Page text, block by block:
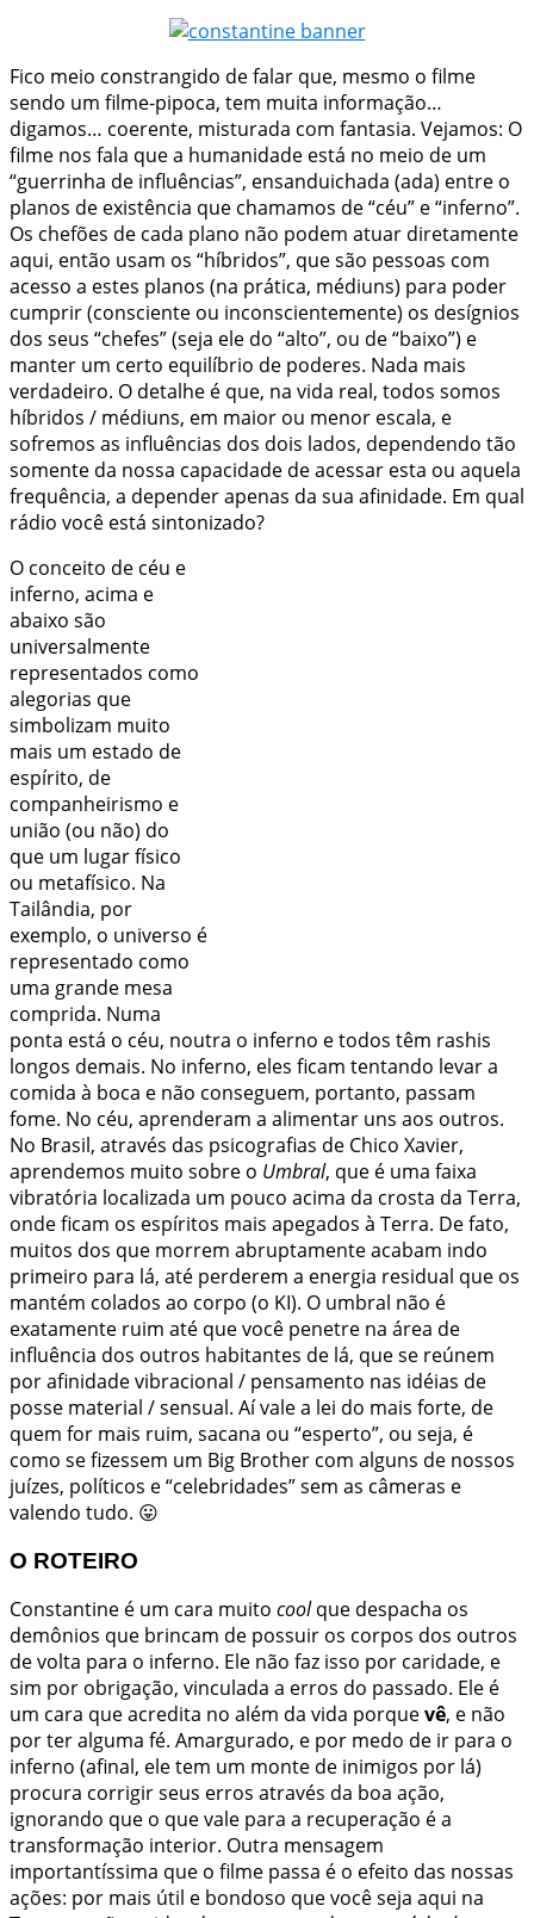
Fico meio constrangido de falar que, mesmo o filme
sendo um filme-pipoca, tem muita informação…
digamos… coerente, misturada com fantasia. Vejamos: O
filme nos fala que a humanidade está no meio de um
“guerrinha de influências”, ensanduichada (ada) entre o
planos de existência que chamamos de “céu” e “inferno”.
Os chefões de cada plano não podem atuar diretamente
aqui, então usam os “híbridos”, que são pessoas com
acesso a estes planos (na prática, médiuns) para poder
cumprir (consciente ou inconscientemente) os desígnios
dos seus “chefes” (seja ele do “alto”, ou de “baixo”) e
manter um certo equilíbrio de poderes. Nada mais
verdadeiro. O detalhe é que, na vida real, todos somos
híbridos / médiuns, em maior ou menor escala, e
sofremos as influências dos dois lados, dependendo tão
somente da nossa capacidade de acessar esta ou aquela
frequência, a depender apenas da sua afinidade. Em qual
rádio você está sintonizado?
O conceito de céu e
inferno, acima e
abaixo são
universalmente
representados como
alegorias que
simbolizam muito
mais um estado de
espírito, de
companheirismo e
união (ou não) do
que um lugar físico
ou metafísico. Na
Tailândia, por
exemplo, o universo é
representado como
uma grande mesa
comprida. Numa
ponta está o céu, noutra o inferno e todos têm rashis
longos demais. No inferno, eles ficam tentando levar a
comida à boca e não conseguem, portanto, passam
fome. No céu, aprenderam a alimentar uns aos outros.
No Brasil, através das psicografias de Chico Xavier,
aprendemos muito sobre o Umbral, que é uma faixa
vibratória localizada um pouco acima da crosta da Terra,
onde ficam os espíritos mais apegados à Terra. De fato,
muitos dos que morrem abruptamente acabam indo
primeiro para lá, até perderem a energia residual que os
mantém colados ao corpo (o KI). O umbral não é
exatamente ruim até que você penetre na área de
influência dos outros habitantes de lá, que se reúnem
por afinidade vibracional / pensamento nas idéias de
posse material / sensual. Aí vale a lei do mais forte, de
quem for mais ruim, sacana ou “esperto”, ou seja, é
como se fizessem um Big Brother com alguns de nossos
juízes, políticos e “celebridades” sem as câmeras e
valendo tudo. 😛
O ROTEIRO
Constantine é um cara muito coolque despacha os
demônios que brincam de possuir os corpos dos outros
de volta para o inferno. Ele não faz isso por caridade, e
sim por obrigação, vinculada a erros do passado. Ele é
um cara que acredita no além da vida porquevê, e não
por ter alguma fé. Amargurado, e por medo de ir para o
inferno (afinal, ele tem um monte de inimigos por lá)
procura corrigir seus erros através da boa ação,
ignorando que o que vale para a recuperação é a
transformação interior. Outra mensagem
importantíssima que o filme passa é o efeito das nossas
ações: por mais útil e bondoso que você seja aqui na